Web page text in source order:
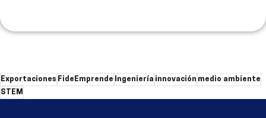
Exportaciones FideEmprende Ingeniería innovación medio ambiente
STEM